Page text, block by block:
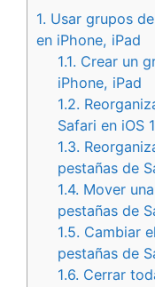
1. Usar grupos
en iPhone, iPad
1.1. Crear un
iPhone, iPad
1.2.
Safari en iOS
1.3.
pestañas de
1.4. Mover
pestañas de
1.5. Cambiar
pestañas de
1.6. Cerrar